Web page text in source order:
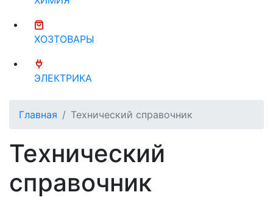
ХОЗТОВАРЫ
ЭЛЕКТРИКА
Главная Технический справочник
Технический
справочник